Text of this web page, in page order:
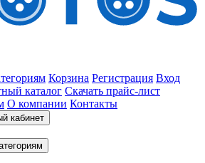
Корзина Регистрация Вход
каталог Скачать прайс-лист
О компании Контакты
кабинет